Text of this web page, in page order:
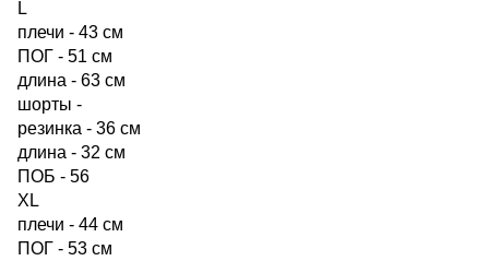
L
плечи - 43 см
ПОГ - 51 см
длина - 63 см
шорты -
резинка - 36 см
длина - 32 см
ПОБ - 56
XL
плечи - 44 см
ПОГ - 53 см